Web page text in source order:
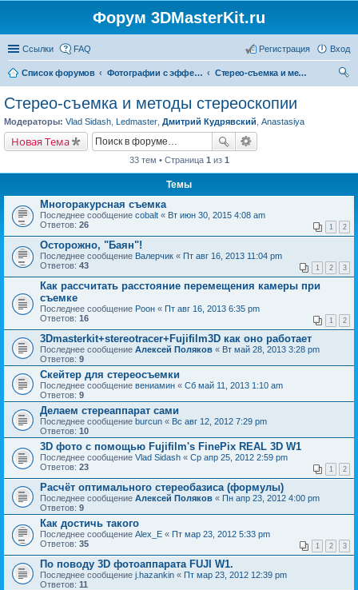
Форум 3DMasterKit.ru
Ссылки FAQ Вход
Регистрация
Список форумов Фотографии с эффектом стерео, варио, 3D, анимации, морфинга
Стерео-съемка и методы стереоскопии
Стерео-съемка и методы стереоскопии
Модераторы: Vlad Sidash Ledmaster Дмитрий Кудрявский Anastasiya
Новая Тема
33 тем • Страница 1 из 1
Темы
Многоракурсная съемка
Последнее сообщение cobalt « Вт июн 30, 2015 4:08 am
Ответов: 26 1 2
Осторожно, "Баян"!
Последнее сообщение Валерчик « Пт авг 16, 2013 11:04 pm
Ответов: 43 1 2 3
Как рассчитать расстояние перемещения камеры при
съемке
Последнее сообщение Pоон « Пт авг 16, 2013 6:35 pm
Ответов: 16 1 2
3Dmasterkit+stereotracer+Fujifilm3D как оно работает
Последнее сообщение Алексей Поляков « Вт май 28, 2013 3:28 pm
Ответов: 9
Скейтер для стереосъемки
Последнее сообщение вениамин « Сб май 11, 2013 1:10 am
Ответов: 9
Делаем стереаппарат сами
Последнее сообщение burcun « Вс авг 12, 2012 7:29 pm
Ответов: 10
3D фото с помощью Fujifilm's FinePix REAL 3D W1
Последнее сообщение Vlad Sidash « Ср апр 25, 2012 2:59 pm
Ответов: 23 1 2
Расчёт оптимального стереобазиса (формулы)
Последнее сообщение Алексей Поляков « Пн апр 23, 2012 4:00 pm
Ответов: 9
Как достичь такого
Последнее сообщение Alex_E « Пт мар 23, 2012 5:33 pm
Ответов: 35 1 2 3
По поводу 3D фотоаппарата FUJI W1.
Последнее сообщение j.hazankin « Пт мар 23, 2012 12:39 pm
Ответов: 11